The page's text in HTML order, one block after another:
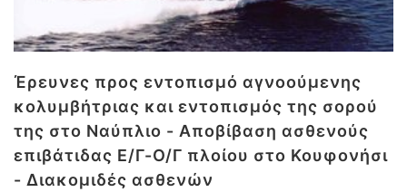
Έρευνες προς εντοπισμό αγνοούμενης
κολυμβήτριας και εντοπισμός της σορού
της στο Ναύπλιο - Αποβίβαση ασθενούς
επιβάτιδας Ε/Γ-Ο/Γ πλοίου στο Κουφονήσι
- Διακομιδές ασθενών